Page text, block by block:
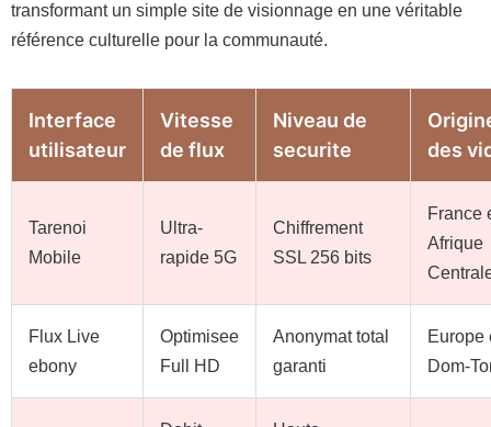
transformant un simple site de visionnage en une véritable
référence culturelle pour la communauté.
Interface
utilisateur
Vitesse
de flux
Niveau de
securite
des
Tarenoi
Mobile
Ultra-
rapide 5G
Chiffrement
SSL 256 bits
France
Afrique
Flux Live
ebony
Optimisee
Full HD
Anonymat total
garanti
Europe
Dom-